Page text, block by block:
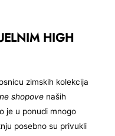
HIGH
zimskih kolekcija
shopove naših
je u ponudi mnogo
posebno su privukli